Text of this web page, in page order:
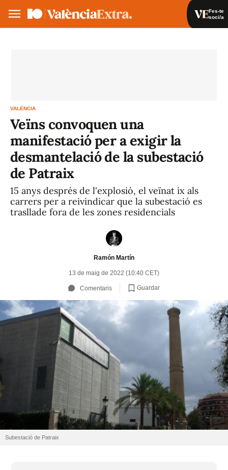
Fes-te
soci/a
VALÈNCIA
Veïns convoquen una
manifestació per a exigir la
desmantelació de la subestació
de Patraix
15 anys després de l'explosió, el veïnat ix als
carrers per a reivindicar que la subestació es
trasllade fora de les zones residencials
Ramón Martín
13 de maig de 2022 (10:40 CET)
Comentaris Guardar
Subestació de Patraix